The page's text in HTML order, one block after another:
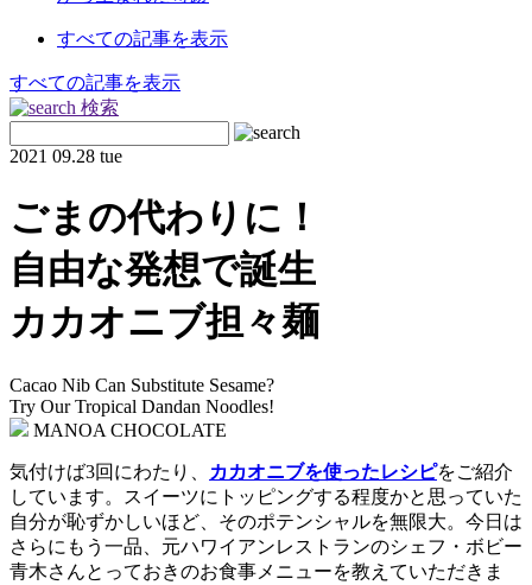
すべての記事を表示
すべての記事を表示
検索
2021 09.28 tue
ごまの代わりに！
自由な発想で誕生
カカオニブ担々麺
Cacao Nib Can Substitute Sesame?
Try Our Tropical Dandan Noodles!
MANOA CHOCOLATE
気付けば3回にわたり、 カカオニブを使ったレシピをご紹介
しています。スイーツにトッピングする程度かと思っていた
自分が恥ずかしいほど、そのポテンシャルを無限大。今日は
さらにもう一品、元ハワイアンレストランのシェフ・ボビー
青木さんとっておきのお食事メニューを教えていただきま